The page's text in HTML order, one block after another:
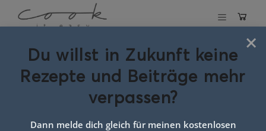
Schlagwort:
einfache kalte
Suppe
×
Du willst in Zukunft keine
Rezepte und Beiträge mehr
verpassen?
Dann melde dich gleich für meinen kostenlosen